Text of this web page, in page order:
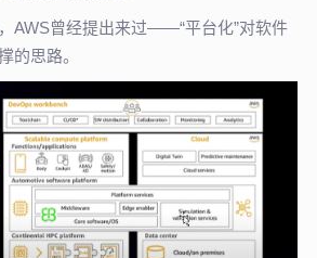
AWS曾经提出来过——“平台化”对软件
的思路。